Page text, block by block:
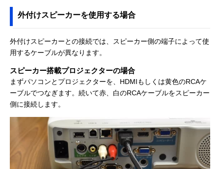
外付けスピーカーを使用する場合
外付けスピーカーとの接続では、スピーカー側の端子によって使
用するケーブルが異なります。
スピーカー搭載プロジェクターの場合
まずパソコンとプロジェクターを、HDMIもしくは黄色のRCAケ
ーブルでつなぎます。続いて赤、白のRCAケーブルをスピーカー
側に接続します。